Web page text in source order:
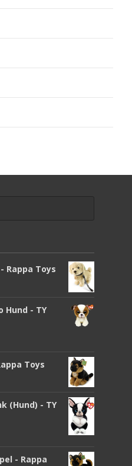
Rappa Toys
Hund - TY
Toys
(Hund) - TY
- Rappa